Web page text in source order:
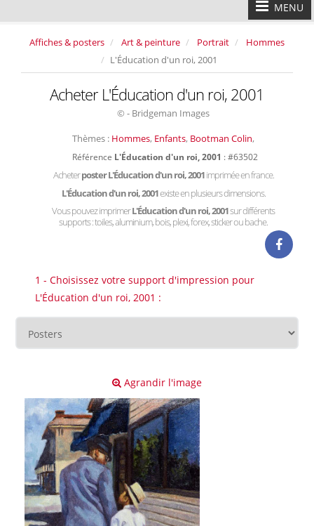
MENU
Affiches & posters Art & peinture Portrait
Hommes
L'Éducation d'un roi, 2001
Acheter L'Éducation d'un roi, 2001
© - Bridgeman Images
Thèmes : Hommes, Enfants, Bootman Colin,
Référence L'Éducation d'un roi, 2001 : #63502
Acheterposter L'Éducation d'un roi, 2001imprimée en france.
L'Éducation d'un roi, 2001existe en plusieurs dimensions.
Vous pouvez imprimerL'Éducation d'un roi, 2001sur différents
supports : toiles, aluminium, bois, plexi, forex, sticker ou bache.
1 - Choisissez votre support d'impression pour
L'Éducation d'un roi, 2001 :
Agrandir l'image